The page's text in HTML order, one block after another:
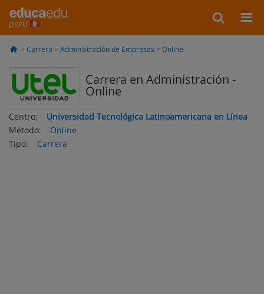
perú
Carrera Administración de Empresas Online
Carrera en Administración -
Online
Centro:
Universidad Tecnológica Latinoamericana en Línea
Método:
Online
Tipo:
Carrera